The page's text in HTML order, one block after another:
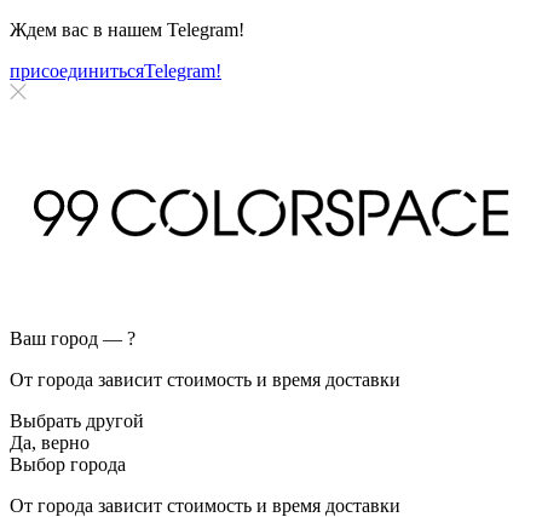
Ждем вас в нашем Telegram!
присоединитьсяTelegram!
Ваш город — ?
От города зависит стоимость и время доставки
Выбрать другой
Да, верно
Выбор города
От города зависит стоимость и время доставки